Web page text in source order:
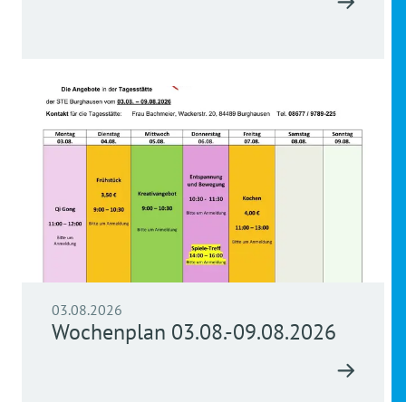
03.08.2026
Wochenplan 03.08.-09.08.2026